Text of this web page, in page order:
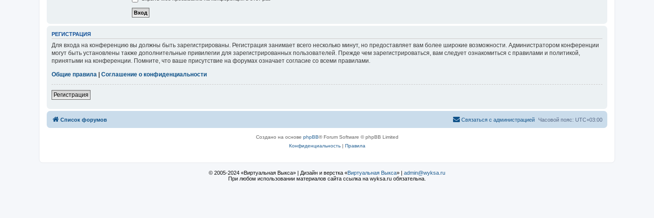
РЕГИСТРАЦИЯ
Для входа на конференцию вы должны быть зарегистрированы. Регистрация занимает всего несколько минут, но предоставляет вам более широкие возможности. Администратором конференции
могут быть установлены также дополнительные привилегии для зарегистрированных пользователей. Прежде чем зарегистрироваться, вам следует ознакомиться с правилами и политикой,
принятыми на конференции. Помните, что ваше присутствие на форумах означает согласие со всеми правилами.
Общие правила
Соглашение о конфиденциальности
Регистрация
Список форумов Часовой пояс: UTC+03:00
Связаться с администрацией
Создано на основе phpBB® Forum Software © phpBB Limited
Конфиденциальность| Правила
© 2005-2024 «Виртуальная Выкса» | Дизайн и верстка «Виртуальная Выкса» | admin@wyksa.ru
При любом использовании материалов сайта ссылка на wyksa.ru обязательна.